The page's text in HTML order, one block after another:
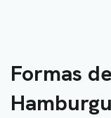
Formas